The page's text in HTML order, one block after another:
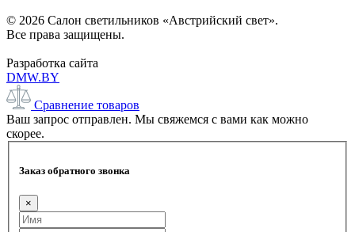
© 2026 Салон светильников «Австрийский свет».
Все права защищены.
Разработка сайта
DMW.BY
Сравнение товаров
Ваш запрос отправлен. Мы свяжемся с вами как можно
скорее.
Заказ обратного звонка
×